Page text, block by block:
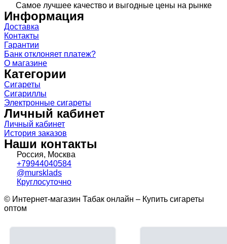
Самое лучшее качество и выгодные цены на рынке
Информация
Доставка
Контакты
Гарантии
Банк отклоняет платеж?
О магазине
Категории
Сигареты
Сигариллы
Электронные сигареты
Личный кабинет
Личный кабинет
История заказов
Наши контакты
Россия, Москва
+79944040584
@mursklads
Круглосуточно
© Интернет-магазин Табак онлайн – Купить сигареты
оптом